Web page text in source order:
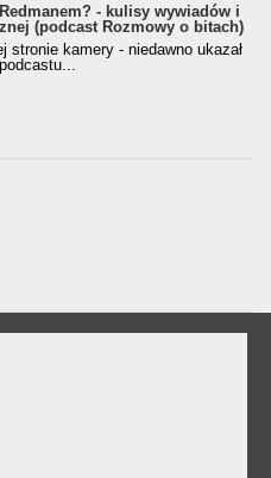
- kulisy wywiadów i
(podcast Rozmowy o bitach)
stronie kamery - niedawno ukazał